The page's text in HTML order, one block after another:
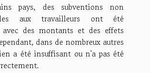
pays, des subventions non
aux travailleurs ont été
avec des montants et des effets
dans de nombreux autres
a été insuffisant ou n'a pas été